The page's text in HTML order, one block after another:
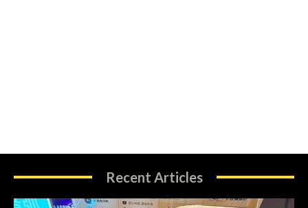
Recent Articles